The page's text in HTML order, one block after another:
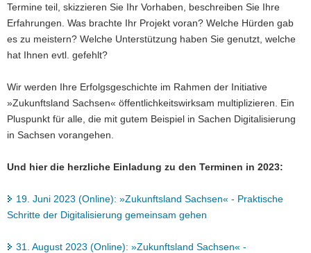
Termine teil, skizzieren Sie Ihr Vorhaben, beschreiben Sie Ihre
Erfahrungen. Was brachte Ihr Projekt voran? Welche Hürden gab
es zu meistern? Welche Unterstützung haben Sie genutzt, welche
hat Ihnen evtl. gefehlt?
Wir werden Ihre Erfolgsgeschichte im Rahmen der Initiative
»Zukunftsland Sachsen« öffentlichkeitswirksam multiplizieren. Ein
Pluspunkt für alle, die mit gutem Beispiel in Sachen Digitalisierung
in Sachsen vorangehen.
Und hier die herzliche Einladung zu den Terminen in 2023:
19. Juni 2023 (Online): »Zukunftsland Sachsen« - Praktische
Schritte der Digitalisierung gemeinsam gehen
31. August 2023 (Online): »Zukunftsland Sachsen« -